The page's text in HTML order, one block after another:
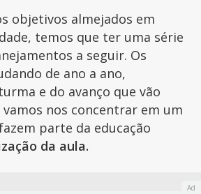
objetivos almejados em
temos que ter uma série
a seguir. Os
de ano a ano,
e do avanço que vão
nos concentrar em um
parte da educação
da aula.
Ad